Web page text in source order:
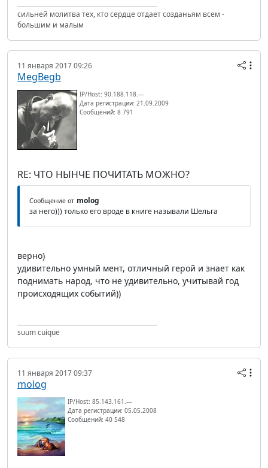
сильней молитва тех, кто сердце отдает созданьям всем -
большим и малым
11 января 2017 09:26
MegBegb
IP/Host: 90.188.118.---
Дата регистрации: 21.09.2009
Сообщений: 8 791
RE: ЧТО НЫНЧЕ ПОЧИТАТЬ МОЖНО?
Сообщение от molog
за него))) только его вроде в книге называли Шельга
верно)
удивительно умный мент, отличный герой и знает как
поднимать народ, что не удивительно, учитывай год
происходящих событий))
suum cuique
11 января 2017 09:37
molog
IP/Host: 85.143.161.---
Дата регистрации: 05.05.2008
Сообщений: 40 548